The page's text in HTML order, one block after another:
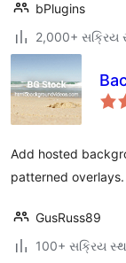
bPlugins
2,000+ સક્રિય
Add hosted
patterned
GusRuss89
100+ સક્રિય